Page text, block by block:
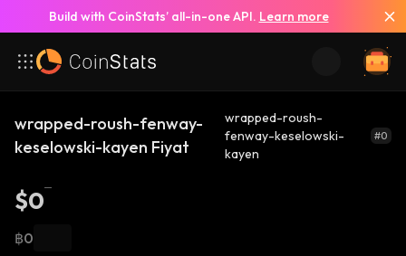
Build with CoinStats’ all-in-one API. Learn more
wrapped-roush-fenway-
keselowski-kayen Fiyat
wrapped-roush-
fenway-keselowski-
kayen
#0
$0
฿0